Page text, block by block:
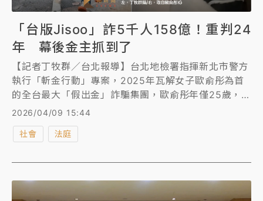
「台版Jisoo」詐5千人158億！重判24
年 幕後金主抓到了
【記者丁牧群／台北報導】台北地檢署指揮新北市警方
執行「斬金行動」專案，2025年瓦解女子歐俞彤為首
的全台最大「假出金」詐騙集團，歐俞彤年僅25歲，因
外型亮眼有「台版金智秀Jisoo」之稱，她涉嫌設立
營美樂公司洗錢，被害人多達5082人。台北地院2025
徒刑。檢警今拘提幕後金主王景琪到案，下午移送北檢
複訊。
2026/04/09 15:44
社會 法庭